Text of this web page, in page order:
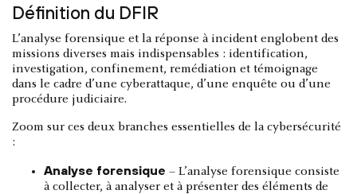
Définition du DFIR
L’analyse forensique et la réponse à incident englobent des
missions diverses mais indispensables : identification,
investigation, confinement, remédiation et témoignage
dans le cadre d’une cyberattaque, d’une enquête ou d’une
procédure judiciaire.
Zoom sur ces deux branches essentielles de la cybersécurité
:
Analyse forensique – L’analyse forensique consiste
à collecter, à analyser et à présenter des éléments de